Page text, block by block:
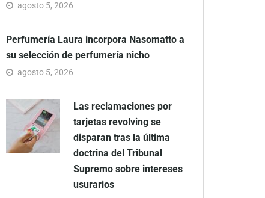
agosto 5, 2026
Perfumería Laura incorpora Nasomatto a
su selección de perfumería nicho
agosto 5, 2026
Las reclamaciones por
tarjetas revolving se
disparan tras la última
doctrina del Tribunal
Supremo sobre intereses
usurarios